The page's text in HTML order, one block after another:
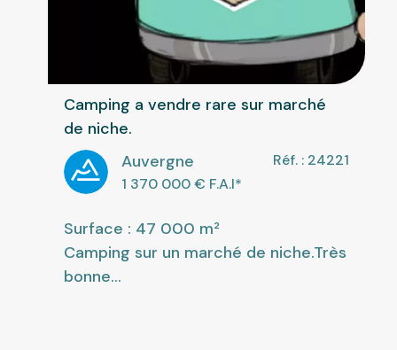
Camping a vendre rare sur marché
de niche.
Réf. : 24221
Auvergne
1 370 000€ F.A.I*
Surface : 47 000 m²
Camping sur un marché de niche.Très
bonne...